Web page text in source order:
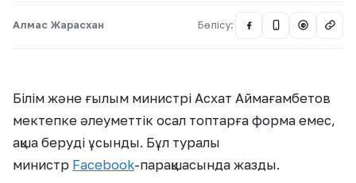
Алмас Жарасхан Бөлісу: @
Білім және ғылым министрі Асхат Аймағамбетов
мектепке әлеуметтік осал топтарға форма емес,
ақша беруді ұсынды. Бұл туралы
министр Facebook-парақшасында жазды.